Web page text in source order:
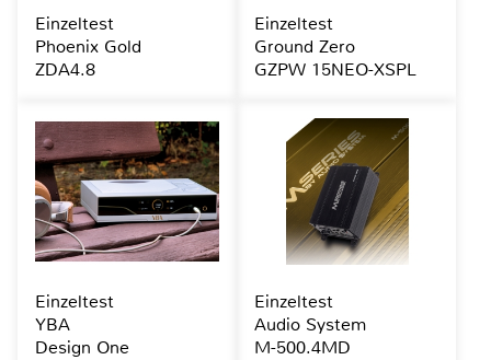
Einzeltest
Phoenix Gold
ZDA4.8
Einzeltest
Ground Zero
GZPW 15NEO-XSPL
Einzeltest
YBA
Design One
Einzeltest
Audio System
M-500.4MD